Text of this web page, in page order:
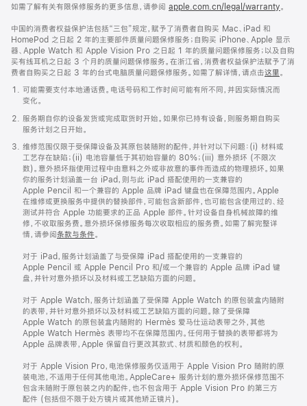
如需了解有关有限保修服务的更多信息，请参阅 apple.com.cn/legal/warranty。
中国的消费者权益保护法包括“三包”规定，赋予了消费者自购买 Mac、iPad 和
HomePod 之日起 2 年的主要部件质量问题保修服务；自购买 iPhone、Apple 显示
器、Apple Watch 和 Apple Vision Pro 之日起 1 年的质量问题保修服务；以及自购
买有线耳机之日起 3 个月的质量问题保修服务。在浙江省，消费者权益保护法赋予了消
费者自购买之日起 3 年的台式电脑质量问题保修服务。如需了解详情，请点击这里。
可能需要支付本地通话费。电话号码和工作时间可能有所不同，并因实际情况而
变化。
服务期自你的设备发货或完成取货时开始。如果你已持有设备，则服务期自购买
服务计划之日开始。
维修范围仅限于受保障设备及其原包装随附的配件，并针对以下问题：(i) 材料或
工艺存在缺陷；(ii) 电池容量低于其初始容量的 80%；(iii) 意外损坏 (不限次
数)。意外损坏指使用过程中由意料之外或非故意的事件而造成的物理损坏。如果
你的服务计划涵盖一台 iPad，则与此 iPad 搭配使用的一支兼容的
Apple Pencil 和一个兼容的 Apple 品牌 iPad 键盘也在保障范围内。Apple
在维修或更换服务中提供的替换部件，可能包含新部件，也可能包含使用过的、经
测试并符合 Apple 功能要求的正品 Apple 部件。针对设备自身机械故障的维
修，不收取服务费。意外损坏保修服务每次收取相应的服务费。如需了解完整详
情，请参阅 条款与条件。
对于 iPad，服务计划涵盖了与受保障 iPad 搭配使用的一支兼容的
Apple Pencil 或 Apple Pencil Pro 和/或一个兼容的 Apple 品牌 iPad 键
盘，并针对意外损坏以及材料或工艺缺陷方面的问题。
对于 Apple Watch，服务计划涵盖了受保障 Apple Watch 的原包装盒内随附
的表带，并针对意外损坏以及材料或工艺缺陷方面的问题。除了受保障
Apple Watch 的原包装盒内随附的 Hermès 爱马仕运‍动表带之外，其他
Apple Watch Hermès 表带均不在保障范围内。任何用于替换的表带都将为
Apple 品牌表带，Apple 保留自行更改其款式、材质和颜色的权利。
对于 Apple Vision Pro，电池保修服务仅适用于 Apple Vision Pro 随附的原
装电池，不适用于任何其他电池。AppleCare+ 服务计划的意外损坏保修范围不
包含未随附于原包装之内的配件，也不包含用于 Apple Vision Pro 的第三方
配件 (包括但不限于处方镜片或其他矫正镜片)。